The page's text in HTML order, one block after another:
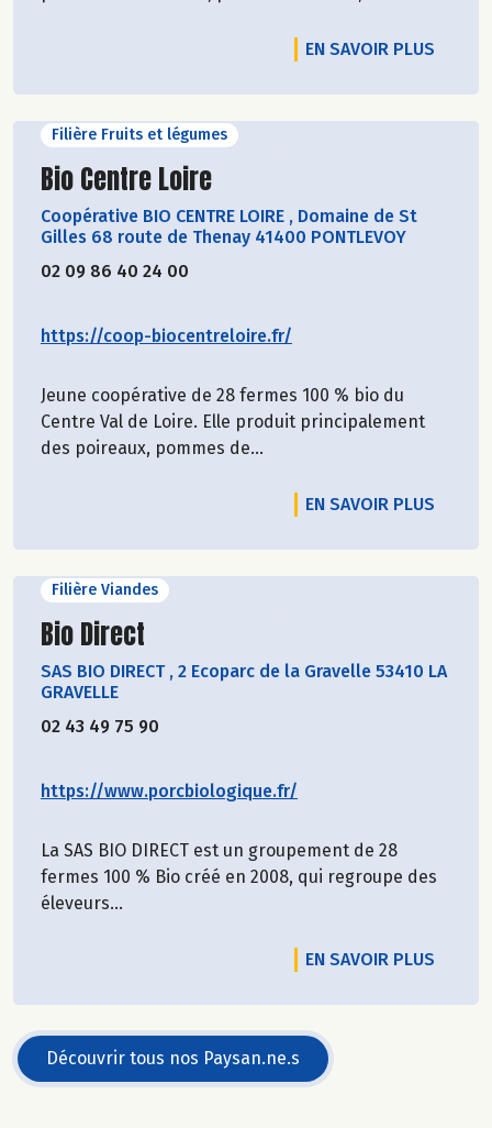
EN SAVOIR PLUS
Filière Fruits et légumes
Découvrir le producteur
Bio Centre Loire
Coopérative BIO CENTRE LOIRE , Domaine de St
Gilles 68 route de Thenay 41400 PONTLEVOY
02 09 86 40 24 00
https://coop-biocentreloire.fr/
Jeune coopérative de 28 fermes 100 % bio du
Centre Val de Loire. Elle produit principalement
des poireaux, pommes de...
EN SAVOIR PLUS
Filière Viandes
Découvrir le producteur
Bio Direct
SAS BIO DIRECT , 2 Ecoparc de la Gravelle 53410 LA
GRAVELLE
02 43 49 75 90
https://www.porcbiologique.fr/
La SAS BIO DIRECT est un groupement de 28
fermes 100 % Bio créé en 2008, qui regroupe des
éleveurs...
EN SAVOIR PLUS
Découvrir tous nos Paysan.ne.s